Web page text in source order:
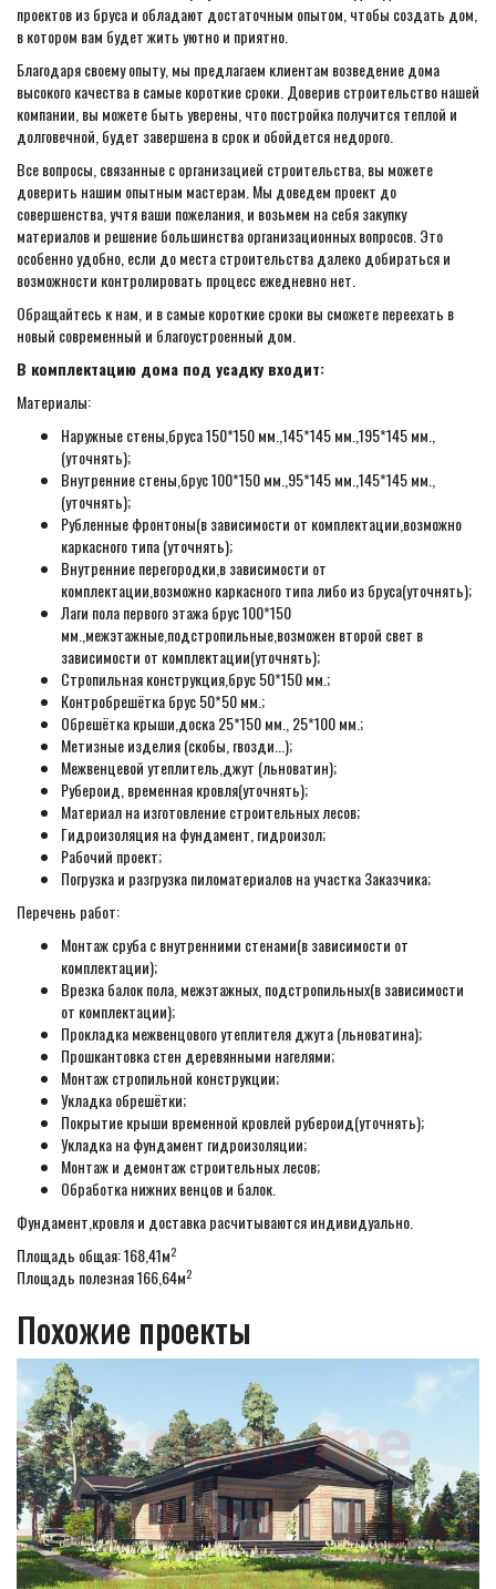
проектов из бруса и обладают достаточным опытом, чтобы создать дом,
в котором вам будет жить уютно и приятно.
Благодаря своему опыту, мы предлагаем клиентам возведение дома
высокого качества в самые короткие сроки. Доверив строительство нашей
компании, вы можете быть уверены, что постройка получится теплой и
долговечной, будет завершена в срок и обойдется недорого.
Все вопросы, связанные с организацией строительства, вы можете
доверить нашим опытным мастерам. Мы доведем проект до
совершенства, учтя ваши пожелания, и возьмем на себя закупку
материалов и решение большинства организационных вопросов. Это
особенно удобно, если до места строительства далеко добираться и
возможности контролировать процесс ежедневно нет.
Обращайтесь к нам, и в самые короткие сроки вы сможете переехать в
новый современный и благоустроенный дом.
В комплектацию дома под усадку входит:
Материалы:
Наружные стены,бруса 150*150 мм.,145*145 мм.,195*145 мм.,
(уточнять);
Внутренние стены,брус 100*150 мм.,95*145 мм.,145*145 мм.,
(уточнять);
Рубленные фронтоны(в зависимости от комплектации,возможно
каркасного типа (уточнять);
Внутренние перегородки,в зависимости от
комплектации,возможно каркасного типа либо из бруса(уточнять);
Лаги пола первого этажа брус 100*150
мм.,межэтажные,подстропильные,возможен второй свет в
зависимости от комплектации(уточнять);
Стропильная конструкция,брус 50*150 мм.;
Контробрешётка брус 50*50 мм.;
Обрешётка крыши,доска 25*150 мм., 25*100 мм.;
Метизные изделия (скобы, гвозди...);
Межвенцевой утеплитель,джут (льноватин);
Рубероид, временная кровля(уточнять);
Материал на изготовление строительных лесов;
Гидроизоляция на фундамент, гидроизол;
Рабочий проект;
Погрузка и разгрузка пиломатериалов на участка Заказчика;
Перечень работ:
Монтаж сруба с внутренними стенами(в зависимости от
комплектации);
Врезка балок пола, межэтажных, подстропильных(в зависимости
от комплектации);
Прокладка межвенцового утеплителя джута (льноватина);
Прошкантовка стен деревянными нагелями;
Монтаж стропильной конструкции;
Укладка обрешётки;
Покрытие крыши временной кровлей рубероид(уточнять);
Укладка на фундамент гидроизоляции;
Монтаж и демонтаж строительных лесов;
Обработка нижних венцов и балок.
Фундамент,кровля и доставка расчитываются индивидуально.
Площадь общая: 168,41м2
Площадь полезная 166,64м2
Похожие проекты